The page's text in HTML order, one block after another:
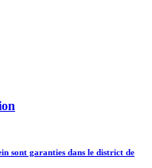
sont garanties dans le district de